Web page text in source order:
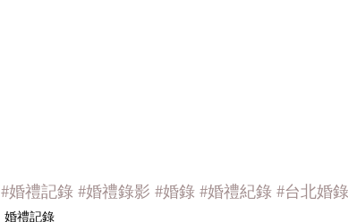
#婚禮記錄 #婚禮錄影 #婚錄 #婚禮紀錄 #台北婚錄
婚禮記錄